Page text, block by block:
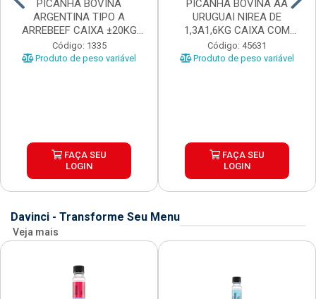
PICANHA BOVINA
ARGENTINA TIPO A
ARREBEEF CAIXA ±20KG
PEÇAS 1...
Código: 1335
Produto de peso variável
FAÇA SEU
LOGIN
PICANHA BOVINA AA
URUGUAI NIREA DE
1,3A1,6KG CAIXA COM
±15KG
Código: 45631
Produto de peso variável
FAÇA SEU
LOGIN
Davinci - Transforme Seu Menu
Veja mais